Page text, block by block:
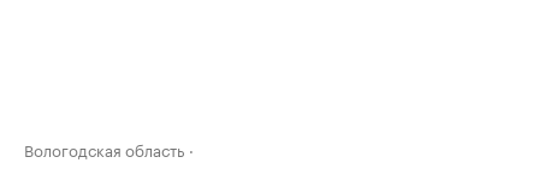
Вологодская область